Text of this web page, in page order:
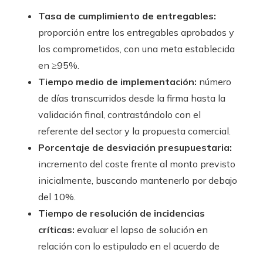
Tasa de cumplimiento de entregables:
proporción entre los entregables aprobados y
los comprometidos, con una meta establecida
en ≥95%.
Tiempo medio de implementación: número
de días transcurridos desde la firma hasta la
validación final, contrastándolo con el
referente del sector y la propuesta comercial.
Porcentaje de desviación presupuestaria:
incremento del coste frente al monto previsto
inicialmente, buscando mantenerlo por debajo
del 10%.
Tiempo de resolución de incidencias
críticas: evaluar el lapso de solución en
relación con lo estipulado en el acuerdo de